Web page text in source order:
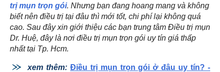
trị mụn trọn gói. Nhưng bạn đang hoang mang và không
biết nên điều trị tại đâu thì mới tốt, chi phí lại không quá
cao. Sau đây xin giới thiệu các bạn trung tâm Điều trị mụn
Dr. Huệ, đây là nơi điều trị mụn trọn gói uy tín giá thấp
nhất tại Tp. Hcm.
xem thêm: Điều trị mụn trọn gói ở đâu uy tín? -